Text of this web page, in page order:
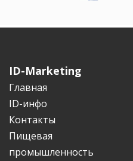
ID-Marketing
Главная
ID-инфо
Контакты
Пищевая
промышленность